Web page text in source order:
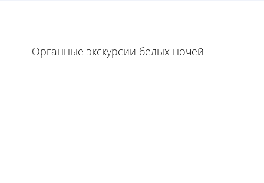
Органные экскурсии белых ночей